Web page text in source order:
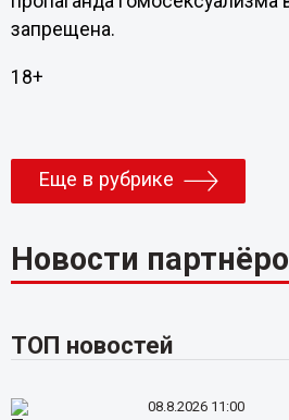
запрещена.
18+
Еще в рубрике
Новости
ТОП новостей
08.8.2026 11:00